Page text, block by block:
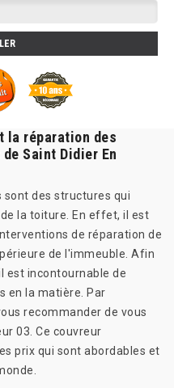
la réparation des
Saint Didier En
sont des structures qui
la toiture. En effet, il est
de réparation de
de l'immeuble. Afin
est incontournable de
en la matière. Par
recommander de vous
03. Ce couvreur
prix qui sont abordables et